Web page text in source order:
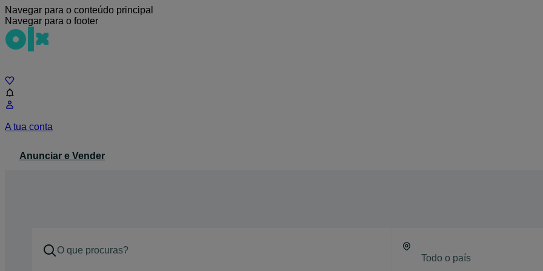
Navegar para o conteúdo principal
Navegar para o footer
A tua conta
Anunciar e Vender